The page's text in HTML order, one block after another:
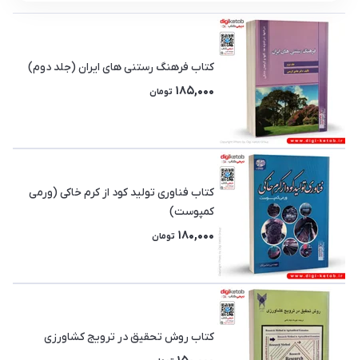
کتاب فرهنگ رستنی های ایران (جلد دوم)
185,000 تومان
کتاب فناوری تولید کود از کرم خاکی (ورمی
کمپوست)
180,000 تومان
کتاب روش تحقیق در ترویج کشاورزی